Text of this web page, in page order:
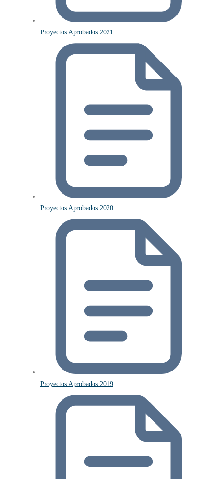
Proyectos Aprobados 2021
Proyectos Aprobados 2020
Proyectos Aprobados 2019